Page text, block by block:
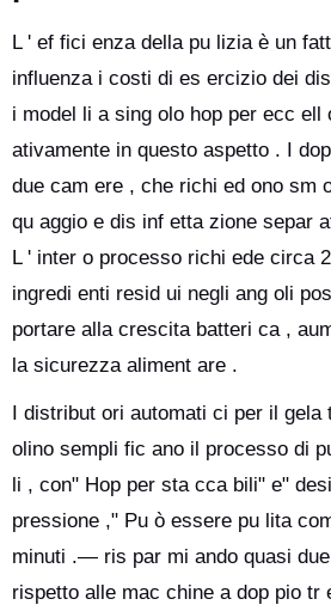
L ' ef fici enza della pu lizia è un
influenza i costi di es ercizio dei
i model li a sing olo hop per ecc ell
ativamente in questo aspetto . I
due cam ere , che richi ed ono sm
qu aggio e dis inf etta zione separ
L ' inter o processo richi ede circa
ingredi enti resid ui negli ang oli
portare alla crescita batteri ca ,
la sicurezza aliment are .
I distribut ori automati ci per il gela
olino sempli fic ano il processo di
li , con" Hop per sta cca bili" e"
pressione ," Pu ò essere pu lita
minuti .— ris par mi ando quasi
rispetto alle mac chine a dop pio tr